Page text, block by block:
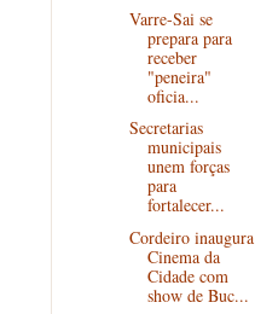
Varre-Sai se
prepara para
receber
"peneira"
oficia...
Secretarias
municipais
unem forças
para
fortalecer...
Cordeiro inaugura
Cinema da
Cidade com
show de Buc...